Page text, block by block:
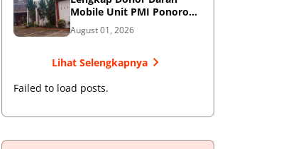
Mobile Unit PMI Ponorogo
Agustus 2026
August 01, 2026
Lihat Selengkapnya
Failed to load posts.